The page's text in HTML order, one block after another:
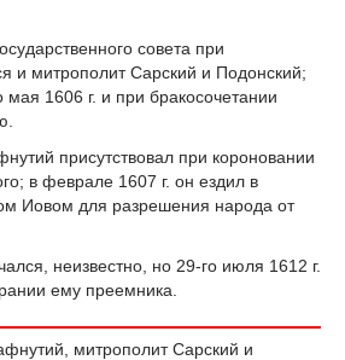
совета при
и митрополит Сарский и Подонский;
мая 1606 г. и при бракосочетании
присутствовал при короновании
в феврале 1607 г. он ездил в
Иовом для разрешения народа от
неизвестно, но 29-го июля 1612 г.
ему преемника.
митрополит Сарский и